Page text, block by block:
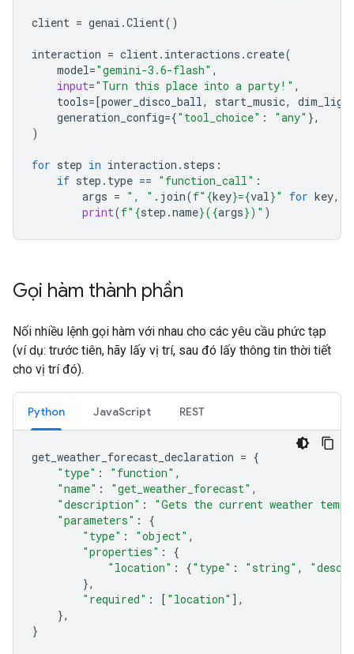
client = genai .Client()
interaction = client. interactions .create(
model="gemini-3.6-flash" ,
input="Turn this place into a party!" ,
tools= [power_disco_ball, start_music,
generation_config={"tool_choice" : "any" },
)
for step in interaction . steps :
if step . type == "function_call" :
args = ", " . join(f" {key}={val}" for key,
print(f" {step .name}({args})" )
Gọi hàm thành phần
Nối nhiều lệnh gọi hàm với nhau cho các yêu cầu phức tạp
(ví dụ: trước tiên, hãy lấy vị trí, sau đó lấy thông tin thời tiết
cho vị trí đó).
Python JavaScript REST
get_weather_forecast_declaration = {
"type" : "function" ,
"name" : "get_weather_forecast" ,
"description" :
"Gets the current weather
"parameters" :
{
"type" : "object" ,
"properties" :
{
"location" : {"type" : "string" ,
},
"required" : [ "location" ],
},
}